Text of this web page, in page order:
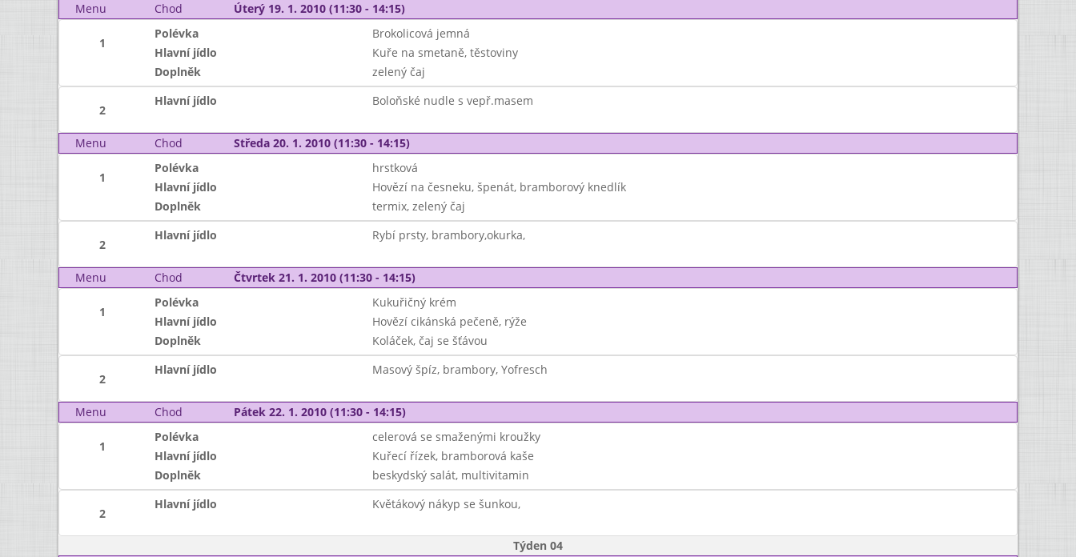
Menu Chod Úterý 19. 1. 2010 (11:30 - 14:15)
1
Polévka
Brokolicová jemná
Hlavní jídlo
Kuře na smetaně, těstoviny
Doplněk
zelený čaj
2
Hlavní jídlo Boloňské nudle s vepř.masem
Menu Chod Středa 20. 1. 2010 (11:30 - 14:15)
1
Polévka
hrstková
Hlavní jídlo
Hovězí na česneku, špenát, bramborový knedlík
Doplněk
termix, zelený čaj
2
Hlavní jídlo Rybí prsty, brambory,okurka,
Menu Chod Čtvrtek 21. 1. 2010 (11:30 - 14:15)
1
Polévka
Kukuřičný krém
Hlavní jídlo
Hovězí cikánská pečeně, rýže
Doplněk
Koláček, čaj se šťávou
2
Hlavní jídlo Masový špíz, brambory, Yofresch
Menu Chod Pátek 22. 1. 2010 (11:30 - 14:15)
1
Polévka
celerová se smaženými kroužky
Hlavní jídlo
Kuřecí řízek, bramborová kaše
Doplněk
beskydský salát, multivitamin
2
Hlavní jídlo Květákový nákyp se šunkou,
Týden 04